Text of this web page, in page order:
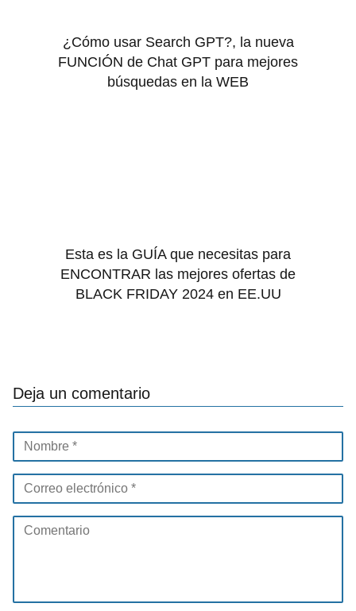
¿Cómo usar Search GPT?, la nueva
FUNCIÓN de Chat GPT para mejores
búsquedas en la WEB
Esta es la GUÍA que necesitas para
ENCONTRAR las mejores ofertas de
BLACK FRIDAY 2024 en EE.UU
Deja un comentario